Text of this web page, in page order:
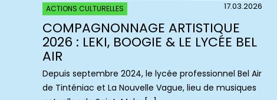
ACTIONS CULTURELLES 17.03.2026
COMPAGNONNAGE ARTISTIQUE
2026 : LEKI, BOOGIE & LE LYCÉE BEL
AIR
Depuis septembre 2024, le lycée professionnel Bel Air
de Tinténiac et La Nouvelle Vague, lieu de musiques